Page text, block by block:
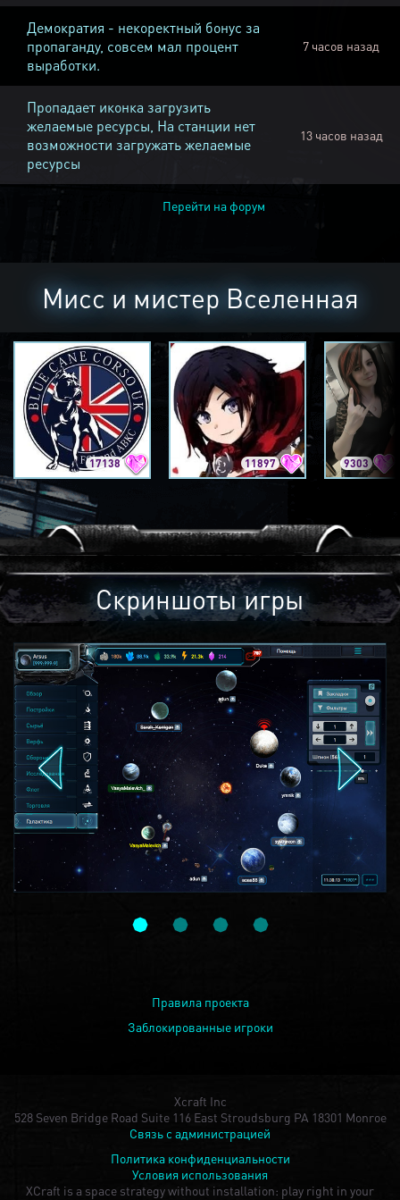
Демократия - некоректный бонус за
пропаганду, совсем мал процент
выработки.
7 часов назад
Пропадает иконка загрузить
желаемые ресурсы, На станции нет
возможности загружать желаемые
ресурсы
13 часов назад
Перейти на форум
Мисс и мистер Вселенная
17138 11897 9303
Скриншоты игры
Правила проекта
Заблокированные игроки
Xcraft Inc
528 Seven Bridge Road Suite 116 East Stroudsburg PA 18301 Monroe
Связь с администрацией
Политика конфиденциальности
Условия использования
XCraft is a space strategy without installation: play right in your